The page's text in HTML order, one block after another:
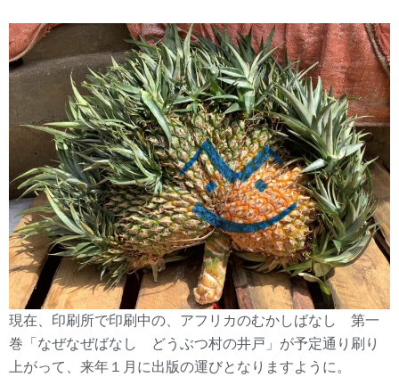
現在、印刷所で印刷中の、アフリカのむかしばなし 第一
巻「なぜなぜばなし どうぶつ村の井戸」が予定通り刷り
上がって、来年１月に出版の運びとなりますように。